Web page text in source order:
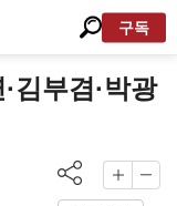
구독
김부겸·박광